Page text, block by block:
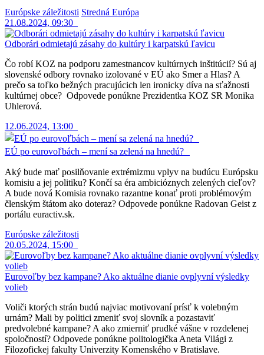
Európske záležitosti Stredná Európa
21.08.2024, 09:30
Odborári odmietajú zásahy do kultúry i karpatskú ľavicu
Čo robí KOZ na podporu zamestnancov kultúrnych inštitúcií? Sú aj
slovenské odbory rovnako izolované v EÚ ako Smer a Hlas? A
prečo sa toľko bežných pracujúcich len ironicky díva na sťažnosti
kultúrnej obce? Odpovede ponúkne Prezidentka KOZ SR Monika
Uhlerová.
12.06.2024, 13:00
EÚ po eurovoľbách – mení sa zelená na hnedú?
Aký bude mať posilňovanie extrémizmu vplyv na budúcu Európsku
komisiu a jej politiku? Končí sa éra ambicióznych zelených cieľov?
A bude nová Komisia rovnako razantne konať proti problémovým
členským štátom ako doteraz? Odpovede ponúkne Radovan Geist z
portálu euractiv.sk.
Európske záležitosti
20.05.2024, 15:00
Eurovoľby bez kampane? Ako aktuálne dianie ovplyvní výsledky
volieb
Voliči ktorých strán budú najviac motivovaní prísť k volebným
urnám? Mali by politici zmeniť svoj slovník a pozastaviť
predvolebné kampane? A ako zmierniť prudké vášne v rozdelenej
spoločností? Odpovede ponúkne politologička Aneta Világi z
Filozofickej fakulty Univerzity Komenského v Bratislave.